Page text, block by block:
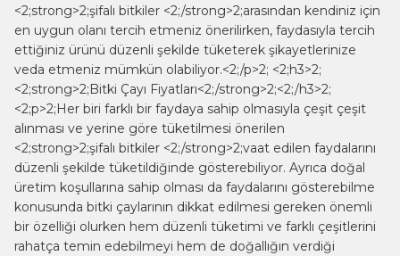
<2;strong>2;şifalı bitkiler <2;/strong>2;arasından kendiniz için
en uygun olanı tercih etmeniz önerilirken, faydasıyla tercih
ettiğiniz ürünü düzenli şekilde tüketerek şikayetlerinize
veda etmeniz mümkün olabiliyor.<2;/p>2; <2;h3>2;
<2;strong>2;Bitki Çayı Fiyatları<2;/strong>2;<2;/h3>2;
<2;p>2;Her biri farklı bir faydaya sahip olmasıyla çeşit çeşit
alınması ve yerine göre tüketilmesi önerilen
<2;strong>2;şifalı bitkiler <2;/strong>2;vaat edilen faydalarını
düzenli şekilde tüketildiğinde gösterebiliyor. Ayrıca doğal
üretim koşullarına sahip olması da faydalarını gösterebilme
konusunda bitki çaylarının dikkat edilmesi gereken önemli
bir özelliği olurken hem düzenli tüketimi ve farklı çeşitlerini
rahatça temin edebilmeyi hem de doğallığın verdiği